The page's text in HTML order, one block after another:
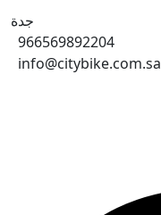
جدة
966569892204
info@citybike.com.sa